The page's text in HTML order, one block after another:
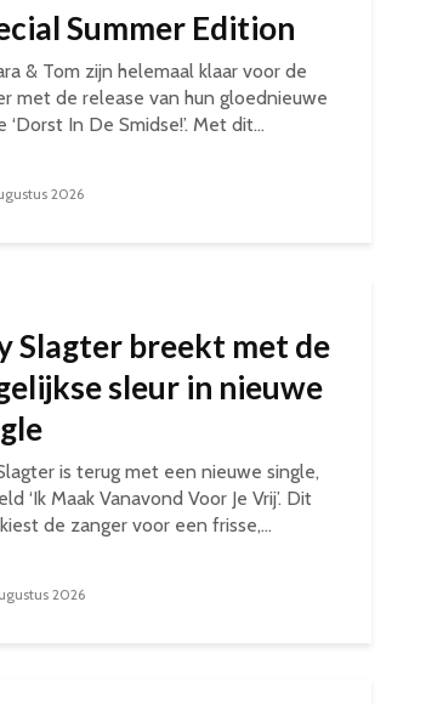
Summer Edition
& Tom zijn helemaal klaar voor de
met de release van hun gloednieuwe
‘Dorst In De Smidse!’. Met dit...
2026
Slagter breekt met de
sleur in nieuwe
is terug met een nieuwe single,
‘Ik Maak Vanavond Voor Je Vrij’. Dit
de zanger voor een frisse,...
2026